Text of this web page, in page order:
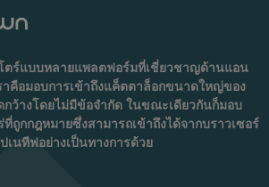
ตร์แบบหลายแพลตฟอร์มที่เชี่ยวชาญด้านแอน
าคือมอบการเข้าถึงแค็ตตาล็อกขนาดใหญ่ของ
กว้างโดยไม่มีข้อจำกัด ในขณะเดียวกันก็มอบ
ถูกกฎหมายซึ่งสามารถเข้าถึงได้จากบราวเซอร์
เนทีฟอย่างเป็นทางการด้วย